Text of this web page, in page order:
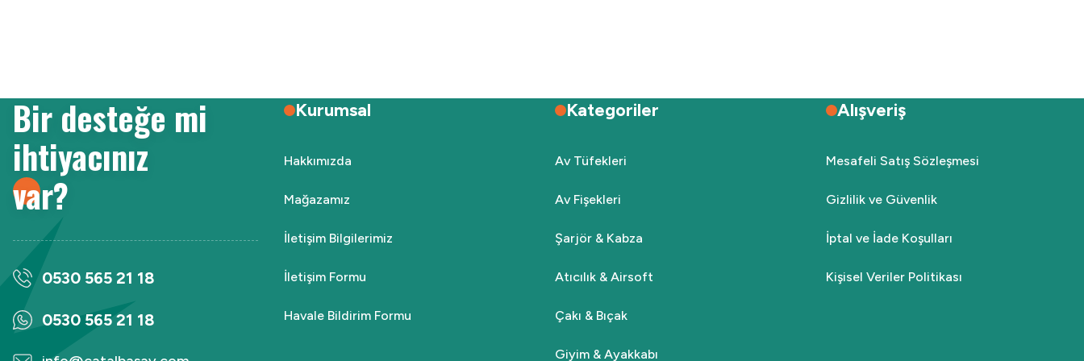
Bu ürüne benzer farklı alternatifler olmalı.
Bir desteğe mi
ihtiyacınız
var?
0530 565 21 18
0530 565 21 18
Kurumsal
Hakkımızda
Mağazamız
İletişim Bilgilerimiz
İletişim Formu
Havale Bildirim Formu
Kategoriler
Av Tüfekleri
Av Fişekleri
Şarjör & Kabza
Atıcılık & Airsoft
Çakı & Bıçak
Giyim & Ayakkabı
Alışveriş
Mesafeli Satış Sözleşmesi
Gizlilik ve Güvenlik
İptal ve İade Koşulları
Kişisel Veriler Politikası